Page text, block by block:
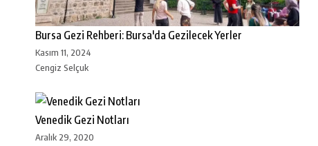
Bursa Gezi Rehberi: Bursa'da Gezilecek Yerler
Kasım 11, 2024
Cengiz Selçuk
Venedik Gezi Notları
Aralık 29, 2020